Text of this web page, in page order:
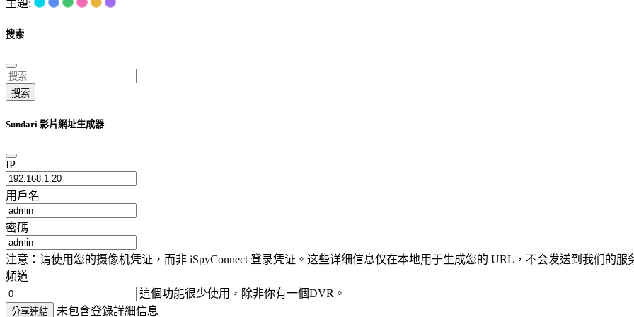
主題:
搜索
搜索
Sundari 影片網址生成器
IP
用戶名
密碼
注意：请使用您的摄像机凭证，而非 iSpyConnect 登录凭证。这些详细信息仅在本地用于生成您的 URL，不会发送到我们的服
頻道
這個功能很少使用，除非你有一個DVR。
分享連結 未包含登錄詳細信息